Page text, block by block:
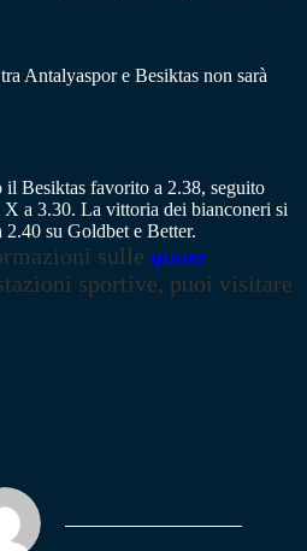
Antalyaspor e Besiktas non sarà
Besiktas favorito a 2.38, seguito
a 3.30. La vittoria dei bianconeri si
su Goldbet e Better.
sulle quote
sportive, puoi visitare